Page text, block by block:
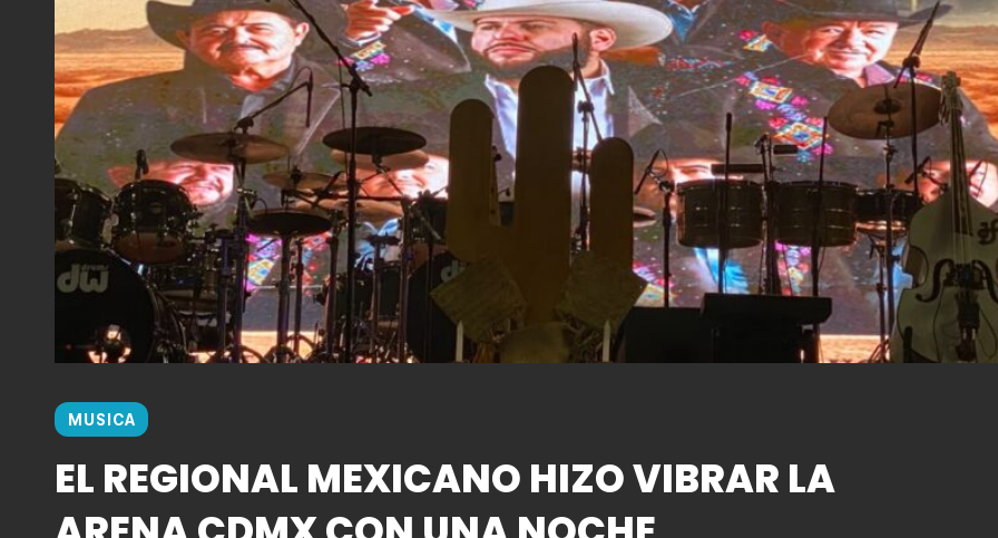
MUSICA
EL REGIONAL MEXICANO HIZO VIBRAR LA